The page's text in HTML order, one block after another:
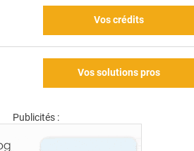
Vos crédits
Vos solutions pros
Publicités :